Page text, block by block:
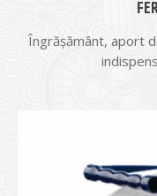
Îngrășământ, aport